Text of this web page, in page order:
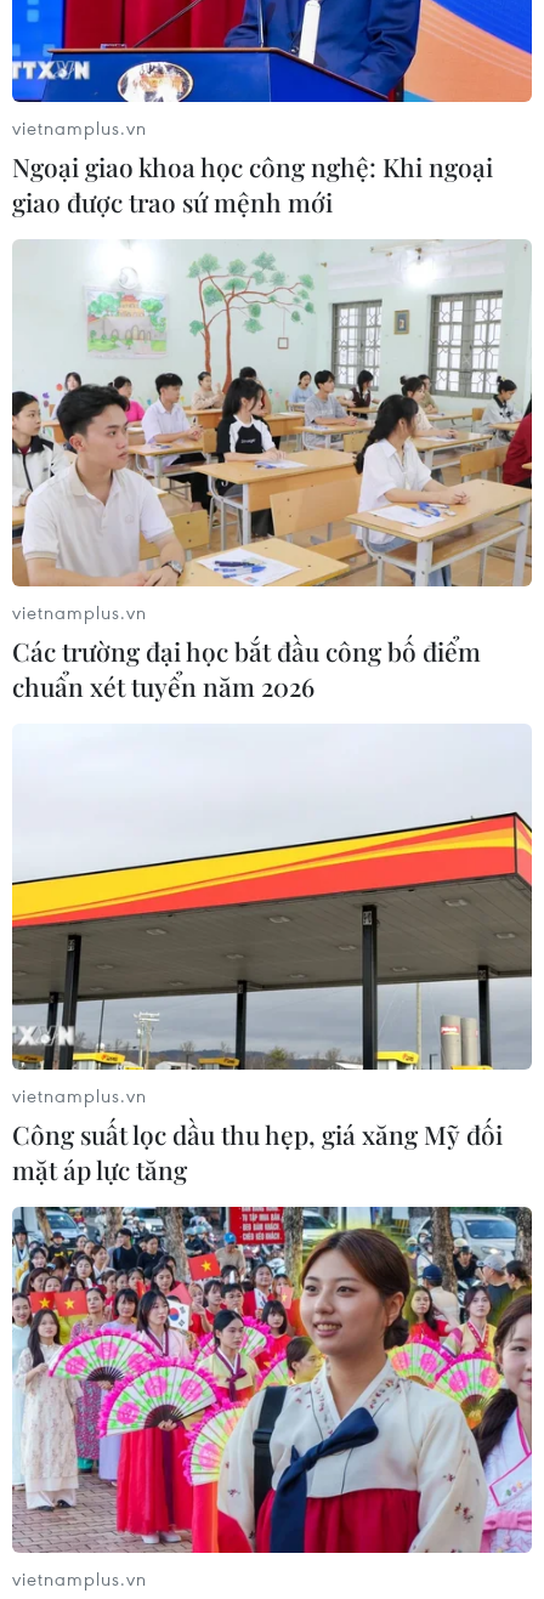
Hà Nội: Án phạt nghiêm khắc cho các đối
tượng xâm hại trẻ em
22/10/2021 11:37
Ngày 22/10, Tòa án Nhân dân thành phố Hà Nội tuyên
phạt 12 năm tù đối với bị cáo Đỗ Văn Minh (sinh năm
1958, trú tại Phúc Tân, Hoàn Kiếm, Hà Nội) về tội “Hiếp
dâm người dưới 16 tuổi.”
Từ các vụ xâm hại, bạo hành trẻ em: Cần
nâng cao hiệu lực pháp luật
24/01/2022 07:32
Để thực thi chức năng bảo vệ trẻ em một cách thiết thực
thì cần có một cơ quan chuyên trách đủ mạnh về quyền
hạn và có đội ngũ nhân viên được đào tạo bài bản.
vietnamplus.vn
Ngoại giao khoa học công nghệ: Khi ngoại
giao được trao sứ mệnh mới
vietnamplus.vn
Các trường đại học bắt đầu công bố điểm
chuẩn xét tuyển năm 2026
vietnamplus.vn
Công suất lọc dầu thu hẹp, giá xăng Mỹ đối
mặt áp lực tăng
vietnamplus.vn